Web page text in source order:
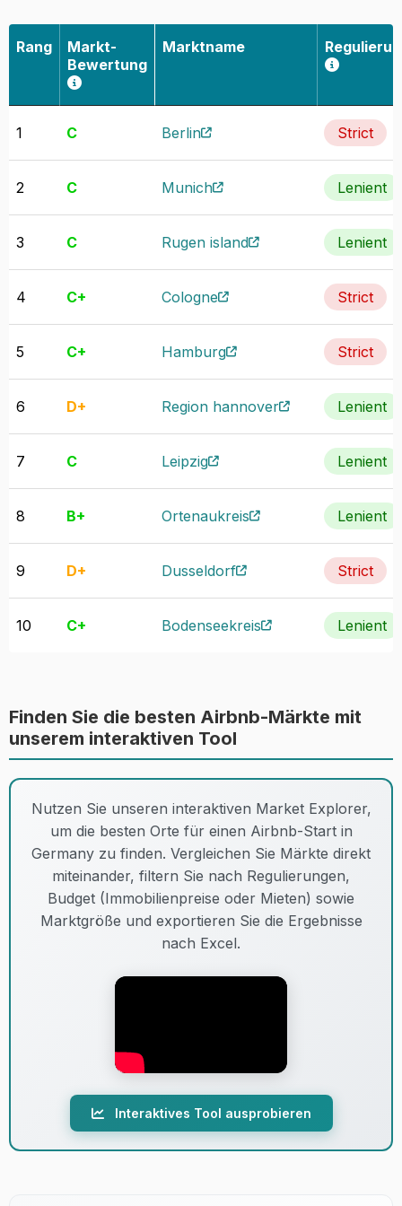
Erfahren Sie mehr über unsere
Datenerhebung und Genauigkeit
Rang
Markt-
Bewertung
Marktname
1 C Berlin Strict
2 C Munich Lenient
3 C Rugen island Lenient
4 C+ Cologne Strict
5 C+ Hamburg Strict
6 D+ Region hannover Lenient
7 C Leipzig Lenient
8 B+ Ortenaukreis Lenient
9 D+ Dusseldorf Strict
10 C+ Bodenseekreis Lenient
12 B+ Dresden
Mayen-koblenz Lenient
D+ Sylt Lenient
Nurnberg
Essen
Finden Sie die besten Airbnb-Märkte mit
unserem interaktiven Tool
Nutzen Sie unseren interaktiven Market Explorer,
um die besten Orte für einen Airbnb-Start in
Germany zu finden. Vergleichen Sie Märkte direkt
miteinander, filtern Sie nach Regulierungen,
Budget (Immobilienpreise oder Mieten) sowie
Marktgröße und exportieren Sie die Ergebnisse
nach Excel.
Interaktives Tool ausprobieren